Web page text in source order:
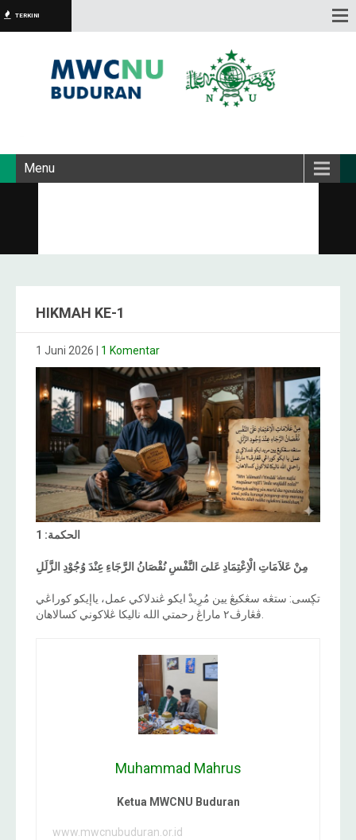
TERKINI
Menu
HIKMAH KE-1
1 Juni 2026 1 Komentar
الحكمة: 1
مِنْ عَلاَمَاتِ الْاِعْتِمَادِ عَلىَ النَّفْسِ نُقْصَانُ الرَّجَاءِ عِنْدَ وُجُوْدِ الزَّلَلِ
تڮسى: ستڠه سڠكيڠ يين مُرِيدْ ايكو ڠندلاكي عمل، ياإيكو كوراڠي
ڤڠارڤ٢ ماراڠ رحمتي الله ناليكا ڠلاكوني كسالاهان.
Muhammad Mahrus
Ketua MWCNU Buduran
www.mwcnubuduran.or.id